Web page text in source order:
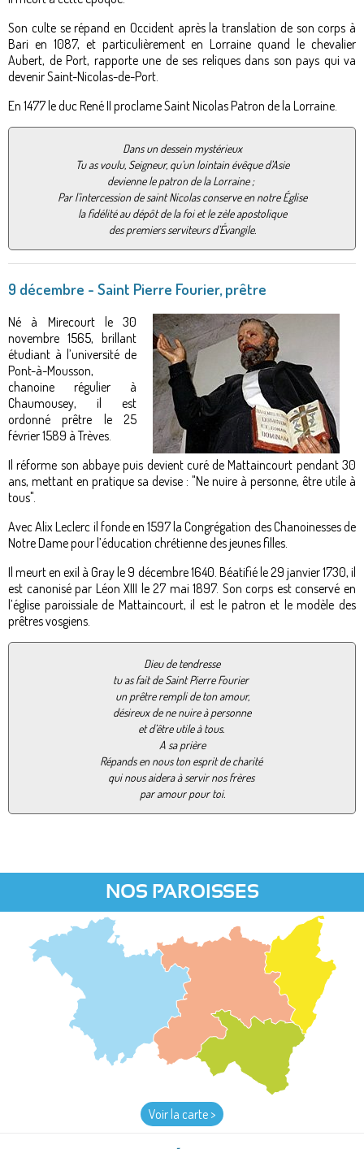
Son culte se répand en Occident après la translation de son corps à
Bari en 1087, et particulièrement en Lorraine quand le chevalier
Aubert, de Port, rapporte une de ses reliques dans son pays qui va
devenir Saint-Nicolas-de-Port.
En 1477 le duc René II proclame Saint Nicolas Patron de la Lorraine.
Dans un dessein mystérieux
Tu as voulu, Seigneur, qu’un lointain évêque d’Asie
devienne le patron de la Lorraine ;
Par l’intercession de saint Nicolas conserve en notre Église
la fidélité au dépôt de la foi et le zèle apostolique
des premiers serviteurs d’Évangile.
9 décembre - Saint Pierre Fourier, prêtre
Né à Mirecourt le 30
novembre 1565, brillant
étudiant à l’université de
Pont-à-Mousson,
chanoine régulier à
Chaumousey, il est
ordonné prêtre le 25
février 1589 à Trèves.
Il réforme son abbaye puis devient curé de Mattaincourt pendant 30
ans, mettant en pratique sa devise : "Ne nuire à personne, être utile à
tous".
Avec Alix Leclerc il fonde en 1597 la Congrégation des Chanoinesses de
Notre Dame pour l’éducation chrétienne des jeunes filles.
Il meurt en exil à Gray le 9 décembre 1640. Béatifié le 29 janvier 1730, il
est canonisé par Léon XIII le 27 mai 1897. Son corps est conservé en
l’église paroissiale de Mattaincourt, il est le patron et le modèle des
prêtres vosgiens.
Dieu de tendresse
tu as fait de Saint Pierre Fourier
un prêtre rempli de ton amour,
désireux de ne nuire à personne
et d’être utile à tous.
A sa prière
Répands en nous ton esprit de charité
qui nous aidera à servir nos frères
par amour pour toi.
NOS PAROISSES
Voir la carte >